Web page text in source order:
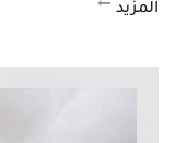
المزيد